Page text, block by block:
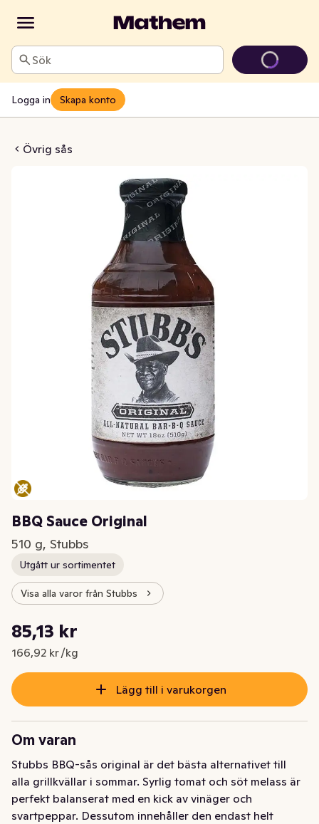
Sök
Logga in Skapa konto
Övrig sås
Original
BBQ Sauce Original
510 g, Stubbs
Utgått ur sortimentet
Visa alla varor från Stubbs
Nuvarande pris är: 85,13 kr
85,13 kr
166,92 kr /kg
Styckpris: 166,92 kr /kg
Lägg till i varukorgen
Om varan
Stubbs BBQ-sås original är det bästa alternativet till
alla grillkvällar i sommar. Syrlig tomat och söt melass är
perfekt balanserat med en kick av vinäger och
svartpeppar. Dessutom innehåller den endast helt